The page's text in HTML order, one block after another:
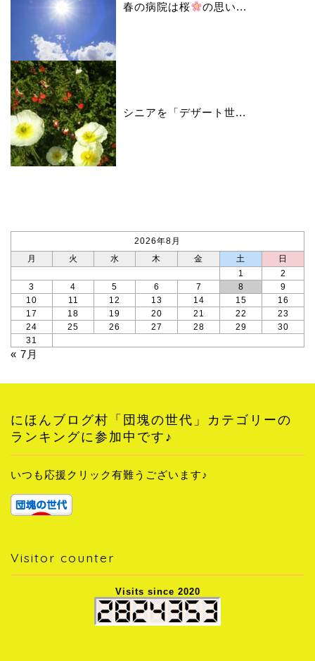
春の病院は桜 の思い...
シニアを「デザート世...
2026年8月
月
火 水 木 金 土
日
1
2
3
4 5 6 7 8
9
10
11 12 13 14 15
16
17
18 19 20 21 22
23
24
25 26 27 28 29
30
31
« 7月
にほんブログ村「団塊の世代」カテゴリーの
ランキングに参加中です♪
いつも応援クリック有難うございます♪
Visitor counter
Visits since 2020